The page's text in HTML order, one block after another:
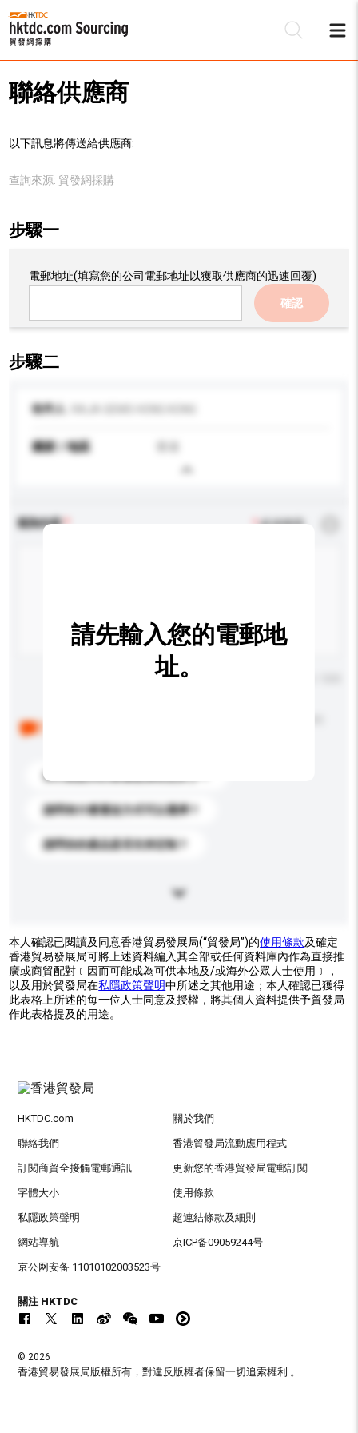
聯絡供應商
以下訊息將傳送給供應商:
查詢來源: 貿發網採購
步驟一
電郵地址(填寫您的公司電郵地址以獲取供應商的迅速回覆)
確認
步驟二
收件人
國家 / 地區
查詢內容 *必須填寫
你們能提供的最優惠價格是多少？
請問有什麼運送方式可以選擇？
請問你的產品是否支持定制？
請先輸入您的電郵地
址。
本人確認已閱讀及同意香港貿易發展局(“貿發局”)的使用條款及確定
香港貿易發展局可將上述資料編入其全部或任何資料庫內作為直接推
廣或商貿配對﹝因而可能成為可供本地及/或海外公眾人士使用﹞，
以及用於貿發局在私隱政策聲明中所述之其他用途；本人確認已獲得
此表格上所述的每一位人士同意及授權，將其個人資料提供予貿發局
作此表格提及的用途。
HKTDC.com 關於我們
聯絡我們 香港貿發局流動應用程式
訂閱商貿全接觸電郵通訊 更新您的香港貿發局電郵訂閱
字體大小 使用條款
私隱政策聲明 超連結條款及細則
網站導航 京ICP备09059244号
京公网安备 11010102003523号
關注 HKTDC
© 2026
香港貿易發展局版權所有，對違反版權者保留一切追索權利 。